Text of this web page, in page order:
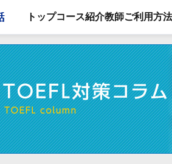
トップコース紹介教師ご利用方法